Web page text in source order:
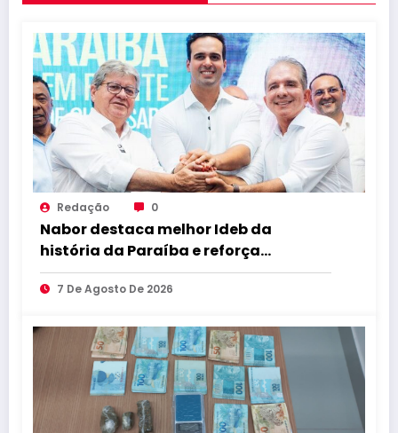
Redação 0
Nabor destaca melhor Ideb da
história da Paraíba e reforça
compromisso com educação de
qualidade
7 De Agosto De 2026